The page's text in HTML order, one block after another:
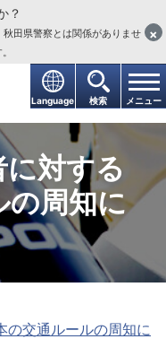
Language 検索 メニュー
？
田県警察とは関係がありませ
×
対する
の周知に
の交通ルールの周知に